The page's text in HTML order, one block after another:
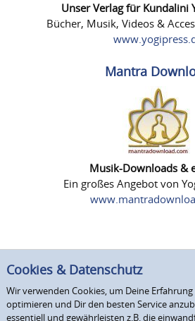
Unser Verlag für Kundalini
Bücher, Musik, Videos &
Mantra
Musik-Downloads &
Ein großes Angebot von
Cookies & Datenschutz
Wir verwenden Cookies, um Deine
optimieren und Dir den besten Service
essentiell und gewährleisten z.B. die